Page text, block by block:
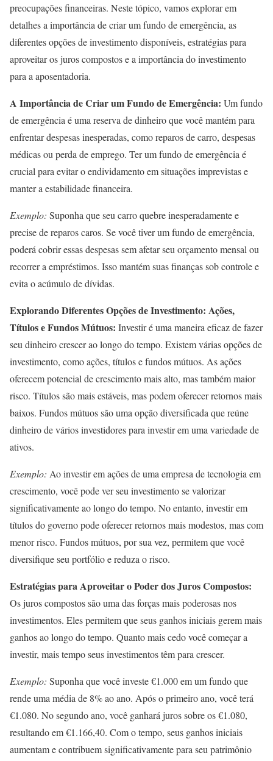
preocupações financeiras. Neste tópico, vamos explorar em
detalhes a importância de criar um fundo de emergência, as
diferentes opções de investimento disponíveis, estratégias para
aproveitar os juros compostos e a importância do investimento
para a aposentadoria.
A Importância de Criar um Fundo de Emergência: Um fundo
de emergência é uma reserva de dinheiro que você mantém para
enfrentar despesas inesperadas, como reparos de carro, despesas
médicas ou perda de emprego. Ter um fundo de emergência é
crucial para evitar o endividamento em situações imprevistas e
manter a estabilidade financeira.
Exemplo: Suponha que seu carro quebre inesperadamente e
precise de reparos caros. Se você tiver um fundo de emergência,
poderá cobrir essas despesas sem afetar seu orçamento mensal ou
recorrer a empréstimos. Isso mantém suas finanças sob controle e
evita o acúmulo de dívidas.
Explorando Diferentes Opções de Investimento: Ações,
Títulos e Fundos Mútuos: Investir é uma maneira eficaz de fazer
seu dinheiro crescer ao longo do tempo. Existem várias opções de
investimento, como ações, títulos e fundos mútuos. As ações
oferecem potencial de crescimento mais alto, mas também maior
risco. Títulos são mais estáveis, mas podem oferecer retornos mais
baixos. Fundos mútuos são uma opção diversificada que reúne
dinheiro de vários investidores para investir em uma variedade de
ativos.
Exemplo: Ao investir em ações de uma empresa de tecnologia em
crescimento, você pode ver seu investimento se valorizar
significativamente ao longo do tempo. No entanto, investir em
títulos do governo pode oferecer retornos mais modestos, mas com
menor risco. Fundos mútuos, por sua vez, permitem que você
diversifique seu portfólio e reduza o risco.
Estratégias para Aproveitar o Poder dos Juros Compostos:
Os juros compostos são uma das forças mais poderosas nos
investimentos. Eles permitem que seus ganhos iniciais gerem mais
ganhos ao longo do tempo. Quanto mais cedo você começar a
investir, mais tempo seus investimentos têm para crescer.
Exemplo: Suponha que você investe €1.000 em um fundo que
rende uma média de 8% ao ano. Após o primeiro ano, você terá
€1.080. No segundo ano, você ganhará juros sobre os €1.080,
resultando em €1.166,40. Com o tempo, seus ganhos iniciais
aumentam e contribuem significativamente para seu patrimônio